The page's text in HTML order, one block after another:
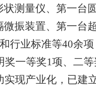
测量仪、第一台
振装置、第一台
行业标准等40余
奖一等奖1项、二
实现产业化，已建